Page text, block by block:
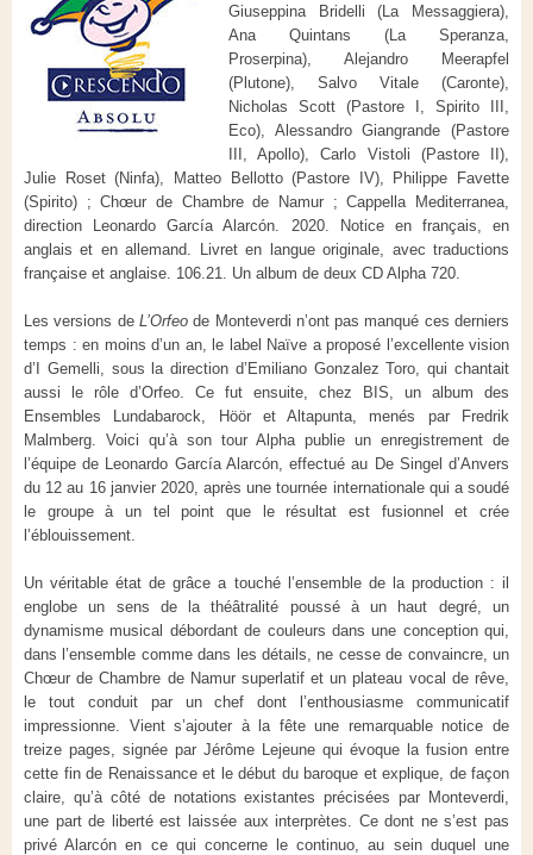
Giuseppina Bridelli (La Messaggiera),
Ana Quintans (La Speranza,
Proserpina), Alejandro Meerapfel
(Plutone), Salvo Vitale (Caronte),
Nicholas Scott (Pastore I, Spirito III,
Eco), Alessandro Giangrande (Pastore
III, Apollo), Carlo Vistoli (Pastore II),
Julie Roset (Ninfa), Matteo Bellotto (Pastore IV), Philippe Favette
(Spirito) ; Chœur de Chambre de Namur ; Cappella Mediterranea,
direction Leonardo García Alarcón. 2020. Notice en français, en
anglais et en allemand. Livret en langue originale, avec traductions
française et anglaise. 106.21. Un album de deux CD Alpha 720.
Les versions de L’Orfeode Monteverdi n’ont pas manqué ces derniers
temps : en moins d’un an, le label Naïve a proposé l’excellente vision
d’I Gemelli, sous la direction d’Emiliano Gonzalez Toro, qui chantait
aussi le rôle d’Orfeo. Ce fut ensuite, chez BIS, un album des
Ensembles Lundabarock, Höör et Altapunta, menés par Fredrik
Malmberg. Voici qu’à son tour Alpha publie un enregistrement de
l’équipe de Leonardo García Alarcón, effectué au De Singel d’Anvers
du 12 au 16 janvier 2020, après une tournée internationale qui a soudé
le groupe à un tel point que le résultat est fusionnel et crée
l’éblouissement.
Un véritable état de grâce a touché l’ensemble de la production : il
englobe un sens de la théâtralité poussé à un haut degré, un
dynamisme musical débordant de couleurs dans une conception qui,
dans l’ensemble comme dans les détails, ne cesse de convaincre, un
Chœur de Chambre de Namur superlatif et un plateau vocal de rêve,
le tout conduit par un chef dont l’enthousiasme communicatif
impressionne. Vient s’ajouter à la fête une remarquable notice de
treize pages, signée par Jérôme Lejeune qui évoque la fusion entre
cette fin de Renaissance et le début du baroque et explique, de façon
claire, qu’à côté de notations existantes précisées par Monteverdi,
une part de liberté est laissée aux interprètes. Ce dont ne s’est pas
privé Alarcón en ce qui concerne le continuo, au sein duquel une